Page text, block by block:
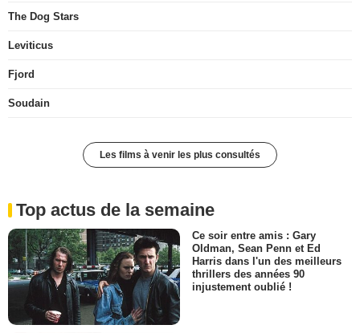
The Dog Stars
Leviticus
Fjord
Soudain
Les films à venir les plus consultés
Top actus de la semaine
Ce soir entre amis : Gary
Oldman, Sean Penn et Ed
Harris dans l'un des meilleurs
thrillers des années 90
injustement oublié !